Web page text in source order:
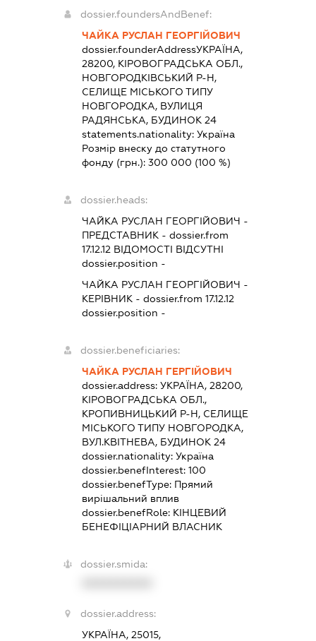
dossier.foundersAndBenef:
ЧАЙКА РУСЛАН ГЕОРГІЙОВИЧ
dossier.founderAddressУКРАЇНА,
28200, КІРОВОГРАДСЬКА ОБЛ.,
НОВГОРОДКІВСЬКИЙ Р-Н,
СЕЛИЩЕ МІСЬКОГО ТИПУ
НОВГОРОДКА, ВУЛИЦЯ
РАДЯНСЬКА, БУДИНОК 24
statements.nationality: Україна
Розмір внеску до статутного
фонду (грн.): 300 000 (100 %)
dossier.heads:
ЧАЙКА РУСЛАН ГЕОРГІЙОВИЧ -
ПРЕДСТАВНИК - dossier.from
17.12.12 ВІДОМОСТІ ВІДСУТНІ
dossier.position -
ЧАЙКА РУСЛАН ГЕОРГІЙОВИЧ -
КЕРІВНИК - dossier.from 17.12.12
dossier.position -
dossier.beneficiaries:
ЧАЙКА РУСЛАН ГЕРГІЙОВИЧ
dossier.address: УКРАЇНА, 28200,
КІРОВОГРАДСЬКА ОБЛ.,
КРОПИВНИЦЬКИЙ Р-Н, СЕЛИЩЕ
МІСЬКОГО ТИПУ НОВГОРОДКА,
ВУЛ.КВІТНЕВА, БУДИНОК 24
dossier.nationality: Україна
dossier.benefInterest: 100
dossier.benefType: Прямий
вирішальний вплив
dossier.benefRole: КІНЦЕВИЙ
БЕНЕФІЦІАРНИЙ ВЛАСНИК
dossier.smida:
dossier.address:
УКРАЇНА, 25015,